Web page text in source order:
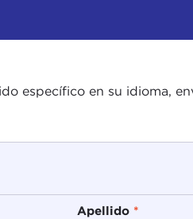
específico en su idioma,
Apellido *